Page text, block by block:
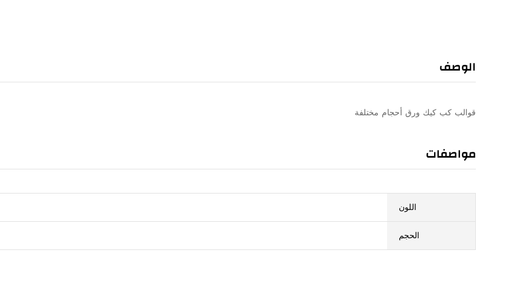
الوصف
قوالب كب كيك ورق أحجام مختلفة
مواصفات
اللون
الحجم